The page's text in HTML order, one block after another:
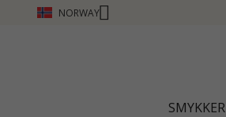
NORWAY
SMYKKER